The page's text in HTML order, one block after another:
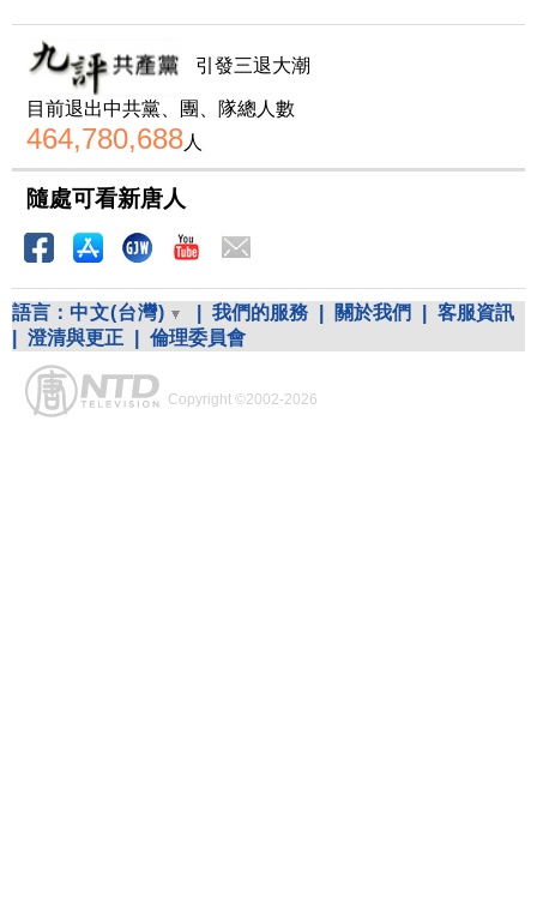
引發三退大潮
目前退出中共黨、團、隊總人數
464,780,688人
隨處可看新唐人
語言： 中文(台灣) 我們的服務 關於我們
客服資訊
澄清與更正 倫理委員會
Copyright ©2002-2026